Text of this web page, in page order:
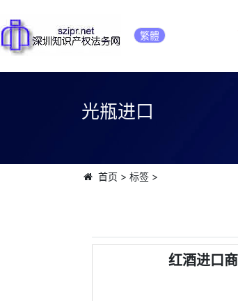
繁體
光瓶进口
首页 > 标签>
红酒进口